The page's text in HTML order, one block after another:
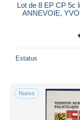
Lot de 8 EP CP 5c
ANNEVOIE,
Estatus
Nuevo